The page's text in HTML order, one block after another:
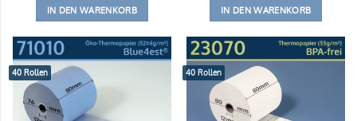
IN DEN WARENKORB IN DEN WARENKORB
40 Rollen 40 Rollen